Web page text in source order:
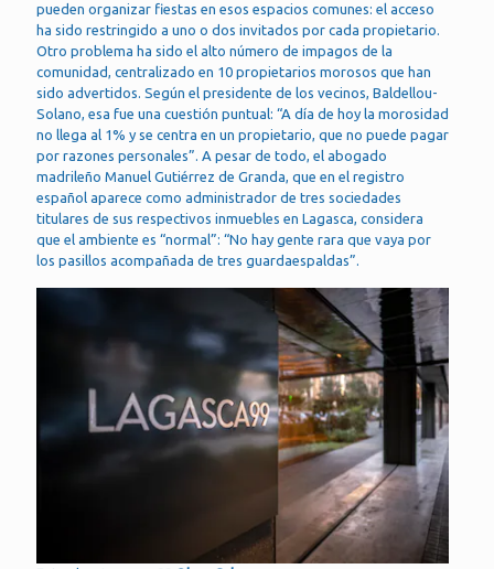
pueden organizar fiestas en esos espacios comunes: el acceso
ha sido restringido a uno o dos invitados por cada propietario.
Otro problema ha sido el alto número de impagos de la
comunidad, centralizado en 10 propietarios morosos que han
sido advertidos. Según el presidente de los vecinos, Baldellou-
Solano, esa fue una cuestión puntual: “A día de hoy la morosidad
no llega al 1% y se centra en un propietario, que no puede pagar
por razones personales”. A pesar de todo, el abogado
madrileño Manuel Gutiérrez de Granda, que en el registro
español aparece como administrador de tres sociedades
titulares de sus respectivos inmuebles en Lagasca, considera
que el ambiente es “normal”: “No hay gente rara que vaya por
los pasillos acompañada de tres guardaespaldas”.